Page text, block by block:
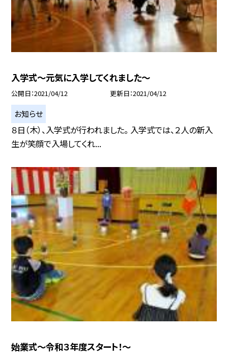
入学式〜元気に入学してくれました〜
公開日 2021/04/12 更新日 2021/04/12
お知らせ
８日（木）、入学式が行われました。 入学式では、２人の新入
生が笑顔で入場してくれ...
始業式〜令和３年度スタート！〜